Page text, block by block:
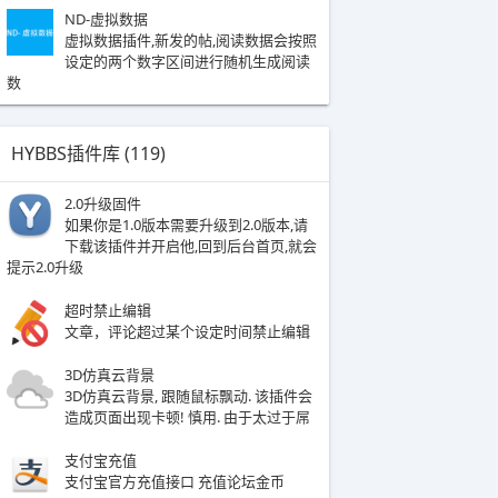
ND-虚拟数据
虚拟数据插件,新发的帖,阅读数据会按照
设定的两个数字区间进行随机生成阅读
数
HYBBS插件库 (119)
2.0升级固件
如果你是1.0版本需要升级到2.0版本,请
下载该插件并开启他,回到后台首页,就会
提示2.0升级
超时禁止编辑
​文章，评论超过某个设定时间禁止编辑​
3D仿真云背景
3D仿真云背景, 跟随鼠标飘动. 该插件会
造成页面出现卡顿! 慎用. 由于太过于屌
支付宝充值
支付宝官方充值接口 充值论坛金币